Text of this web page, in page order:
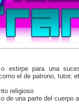
estirpe para una
el de patrono, tutor,
religioso
de una parte del cuerpo